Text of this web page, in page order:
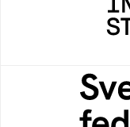
bidrar
Grunden